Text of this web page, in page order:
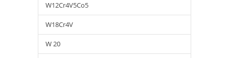
W12Cr4V5Co5
W18Cr4V
W 20